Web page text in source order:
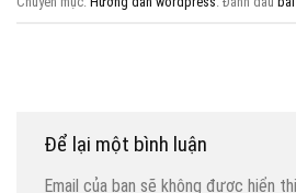
Để lại một bình luận
Email của bạn sẽ không được hiển